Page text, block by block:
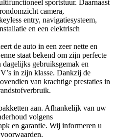
sportstuur. Daarnaast
camera,
entry, navigatiesysteem,
en een elektrisch
de auto in een zeer nette en
staat bekend om zijn perfecte
gebruiksgemak en
in zijn klasse. Dankzij de
van krachtige prestaties in
aan. Afhankelijk van uw
volgens
en garantie. Wij informeren u